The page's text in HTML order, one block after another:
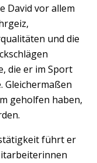
David vor allem
und die
die er im Sport
Gleichermaßen
geholfen haben,
führt er